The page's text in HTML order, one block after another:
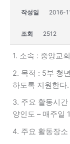
작성일 2016-
조회 2512
1. 소속 : 중앙교
2. 목적 : 5부 청
하도록 지원한
3. 주요 활동시
양인도 – 매주일
4. 주요 활동장